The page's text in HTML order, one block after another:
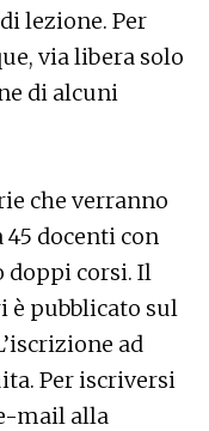
lezione. Per
via libera solo
di alcuni
che verranno
docenti con
doppi corsi. Il
è pubblicato sul
ad
Per iscriversi
mail alla